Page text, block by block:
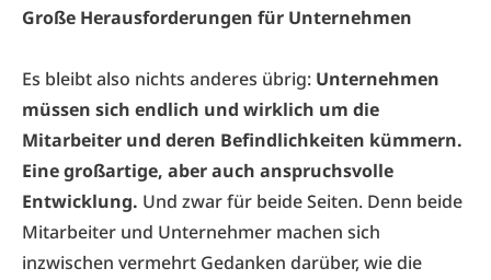
Große Herausforderungen für Unternehmen
Es bleibt also nichts anderes übrig: Unternehmen
müssen sich endlich und wirklich um die
Mitarbeiter und deren Befindlichkeiten kümmern.
Eine großartige, aber auch anspruchsvolle
Entwicklung. Und zwar für beide Seiten. Denn beide
Mitarbeiter und Unternehmer machen sich
inzwischen vermehrt Gedanken darüber, wie die